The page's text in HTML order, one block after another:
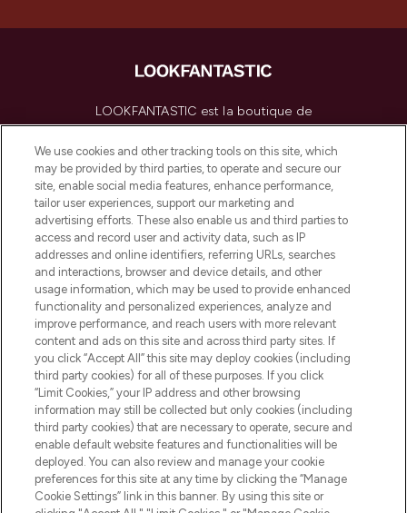
LOOKFANTASTIC est la boutique de
beauté incontournable en Europe,
proposant les meilleurs produits de soins
de la peau, des cheveux et de maquillage
de plus de 200 marques prestigieuses.
Faites vos achats en ligne ou via
l’application, avec la livraison offerte dès
55€ d'achat.
Consentement aux cookies
Do Not Sell or Share My Personal
Information
AIDE ET INFORMATIONS
INFORMATIONS GÉNÉRALES
À PROPOS DE LOOKFANTASTIC
We use cookies and other tracking tools on this site, which
may be provided by third parties, to operate and secure our
site, enable social media features, enhance performance,
tailor user experiences, support our marketing and
advertising efforts. These also enable us and third parties to
access and record user and activity data, such as IP
addresses and online identifiers, referring URLs, searches
and interactions, browser and device details, and other
usage information, which may be used to provide enhanced
functionality and personalized experiences, analyze and
improve performance, and reach users with more relevant
content and ads on this site and across third party sites. If
you click “Accept All” this site may deploy cookies (including
third party cookies) for all of these purposes. If you click
“Limit Cookies,” your IP address and other browsing
information may still be collected but only cookies (including
third party cookies) that are necessary to operate, secure and
enable default website features and functionalities will be
deployed. You can also review and manage your cookie
preferences for this site at any time by clicking the “Manage
Cookie Settings” link in this banner. By using this site or